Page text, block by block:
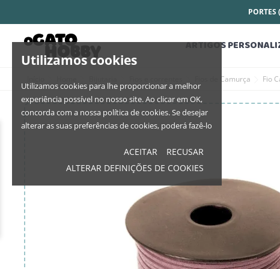
Utilizamos cookies
Utilizamos cookies para lhe proporcionar a melhor
experiência possível no nosso site. Ao clicar em OK,
concorda com a nossa política de cookies. Se desejar
alterar as suas preferências de cookies, poderá fazê-lo
ACEITAR
RECUSAR
ALTERAR DEFINIÇÕES DE COOKIES
ARTIGOS
Fios de Camurça Fio